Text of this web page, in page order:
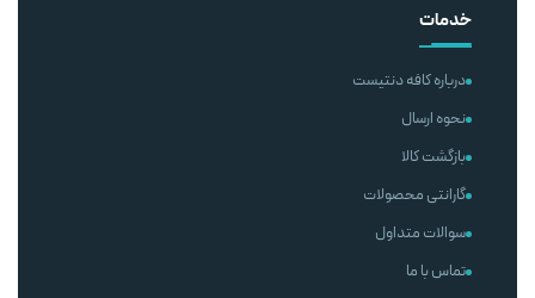
خدمات
درباره کافه دنتیست
نحوه ارسال
بازگشت کالا
گارانتی محصولات
سوالات متداول
تماس با ما